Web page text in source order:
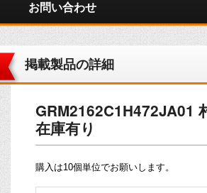
お問い合わせ
掲載製品の詳細
GRM2162C1H472JA01
在庫有り
購入は10個単位でお願いします。